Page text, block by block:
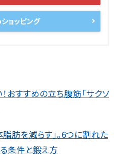
ョッピング
おすすめの立ち腹筋「サクソ
肪を減らす」。6つに割れた
条件と鍛え方